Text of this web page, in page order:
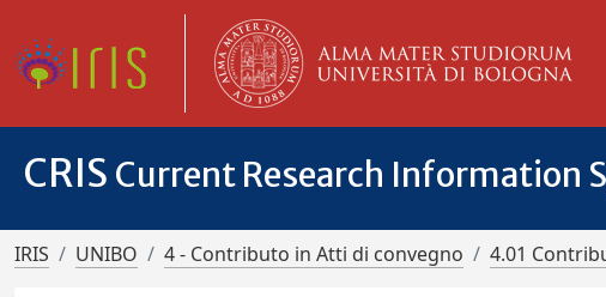
CRIS Current Research Information
IRIS UNIBO 4 - Contributo in Atti di convegno 4.01